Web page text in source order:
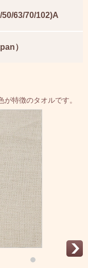
63/70/102)A
）
特徴のタオルです。